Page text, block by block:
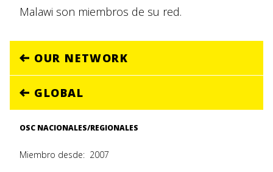
Malawi son miembros de su red.
OUR NETWORK
GLOBAL
OSC NACIONALES/REGIONALES
Miembro desde: 2007